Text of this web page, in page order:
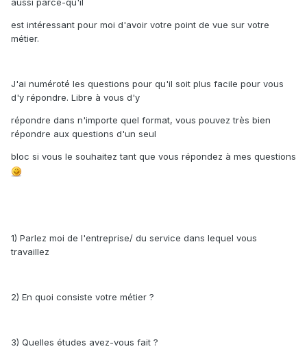
aussi parce-qu'il
est intéressant pour moi d'avoir votre point de vue sur votre
métier.
J'ai numéroté les questions pour qu'il soit plus facile pour vous
d'y répondre. Libre à vous d'y
répondre dans n'importe quel format, vous pouvez très bien
répondre aux questions d'un seul
bloc si vous le souhaitez tant que vous répondez à mes questions
1) Parlez moi de l'entreprise/ du service dans lequel vous
travaillez
2) En quoi consiste votre métier ?
3) Quelles études avez-vous fait ?